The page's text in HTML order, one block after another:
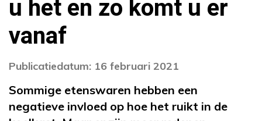
u het en zo komt u er
vanaf
Publicatiedatum: 16 februari 2021
Sommige etenswaren hebben een
negatieve invloed op hoe het ruikt in de